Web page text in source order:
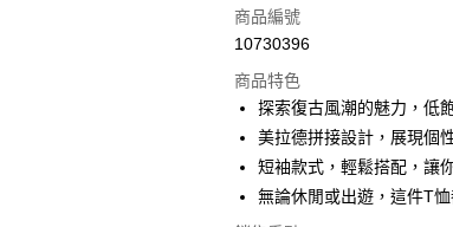
信用卡一次付款
LINE Pay
Apple Pay
街口支付
商品編號
10730396
商品特色
探索復古風潮的魅力，低
美拉德拼接設計，展現個
短袖款式，輕鬆搭配，讓
無論休閒或出遊，這件T恤